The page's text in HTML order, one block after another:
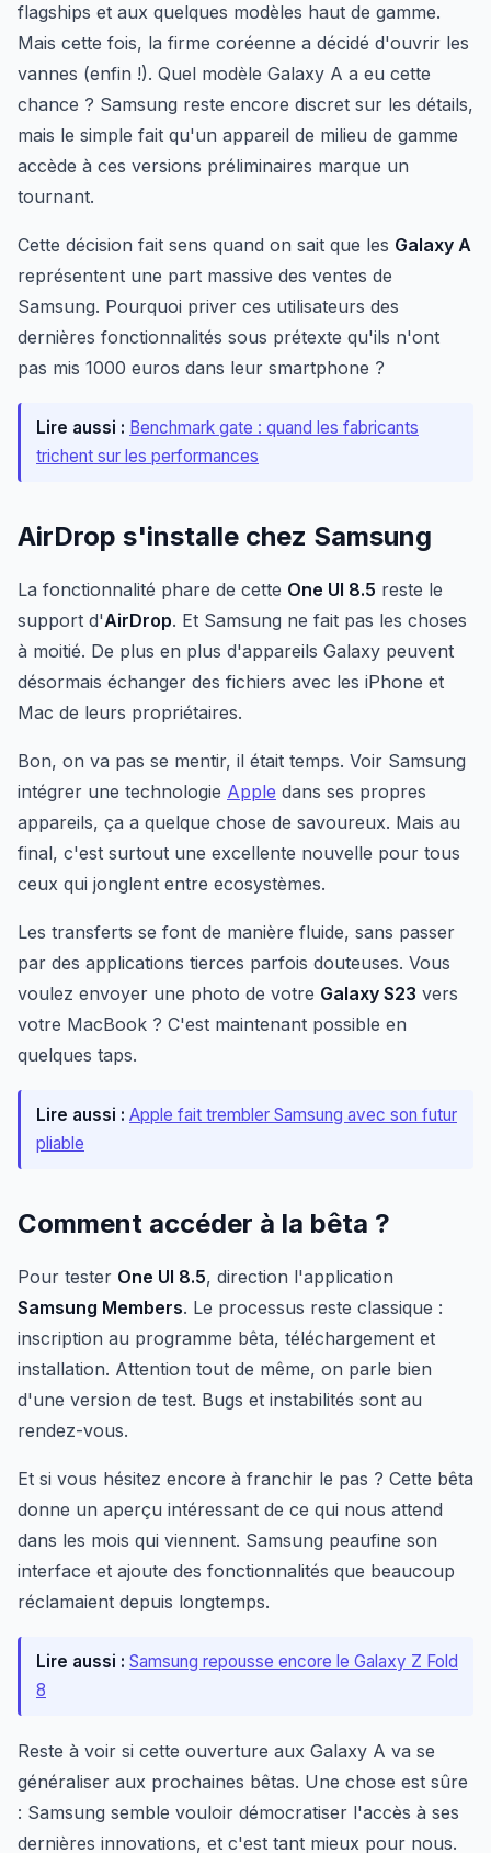
flagships et aux quelques modèles haut de gamme.
Mais cette fois, la firme coréenne a décidé d'ouvrir les
vannes (enfin !). Quel modèle Galaxy A a eu cette
chance ? Samsung reste encore discret sur les détails,
mais le simple fait qu'un appareil de milieu de gamme
accède à ces versions préliminaires marque un
tournant.
Cette décision fait sens quand on sait que les Galaxy A
représentent une part massive des ventes de
Samsung. Pourquoi priver ces utilisateurs des
dernières fonctionnalités sous prétexte qu'ils n'ont
pas mis 1000 euros dans leur smartphone ?
Lire aussi : Benchmark gate : quand les fabricants
trichent sur les performances
AirDrop s'installe chez Samsung
La fonctionnalité phare de cette One UI 8.5 reste le
support d'AirDrop. Et Samsung ne fait pas les choses
à moitié. De plus en plus d'appareils Galaxy peuvent
désormais échanger des fichiers avec les iPhone et
Mac de leurs propriétaires.
Bon, on va pas se mentir, il était temps. Voir Samsung
intégrer une technologie Apple dans ses propres
appareils, ça a quelque chose de savoureux. Mais au
final, c'est surtout une excellente nouvelle pour tous
ceux qui jonglent entre ecosystèmes.
Les transferts se font de manière fluide, sans passer
par des applications tierces parfois douteuses. Vous
voulez envoyer une photo de votre Galaxy S23 vers
votre MacBook ? C'est maintenant possible en
quelques taps.
Lire aussi : Apple fait trembler Samsung avec son futur
pliable
Comment accéder à la bêta ?
Pour tester One UI 8.5, direction l'application
Samsung Members. Le processus reste classique :
inscription au programme bêta, téléchargement et
installation. Attention tout de même, on parle bien
d'une version de test. Bugs et instabilités sont au
rendez-vous.
Et si vous hésitez encore à franchir le pas ? Cette bêta
donne un aperçu intéressant de ce qui nous attend
dans les mois qui viennent. Samsung peaufine son
interface et ajoute des fonctionnalités que beaucoup
réclamaient depuis longtemps.
Lire aussi : Samsung repousse encore le Galaxy Z Fold
8
Reste à voir si cette ouverture aux Galaxy A va se
généraliser aux prochaines bêtas. Une chose est sûre
: Samsung semble vouloir démocratiser l'accès à ses
dernières innovations, et c'est tant mieux pour nous.